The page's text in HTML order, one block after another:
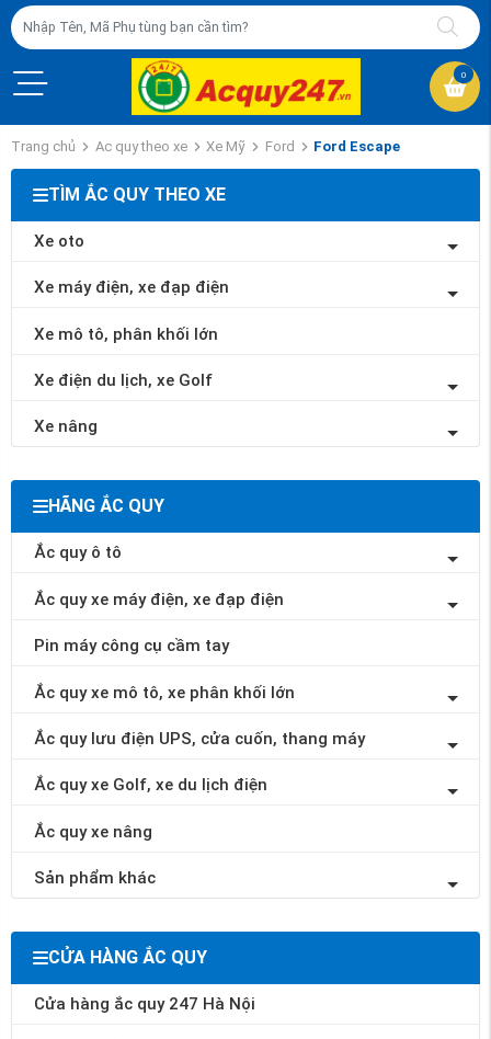
0
Trang chủ Ac quy theo xe Xe Mỹ Ford Ford Escape
TÌM ẮC QUY THEO XE
Xe oto
Xe máy điện, xe đạp điện
Xe mô tô, phân khối lớn
Xe điện du lịch, xe Golf
Xe nâng
HÃNG ẮC QUY
Ắc quy ô tô
Ắc quy xe máy điện, xe đạp điện
Pin máy công cụ cầm tay
Ắc quy xe mô tô, xe phân khối lớn
Ắc quy lưu điện UPS, cửa cuốn, thang máy
Ắc quy xe Golf, xe du lịch điện
Ắc quy xe nâng
Sản phẩm khác
CỬA HÀNG ẮC QUY
Cửa hàng ắc quy 247 Hà Nội